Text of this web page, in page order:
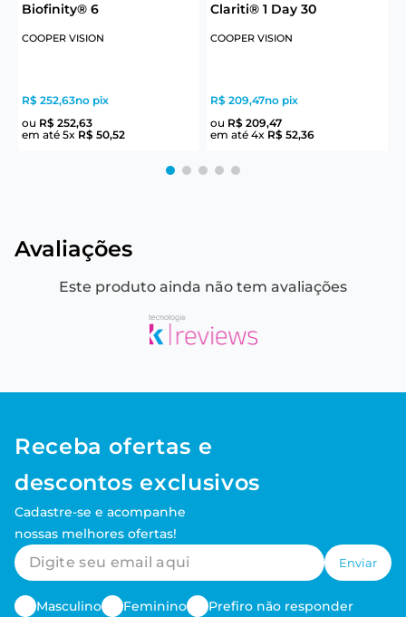
Biofinity® 6
COOPER VISION
R$ 252,63no pix
ou R$ 252,63
em até 5x R$ 50,52
Clariti® 1 Day 30
COOPER VISION
R$ 209,47no pix
ou R$ 209,47
em até 4x R$ 52,36
Avaliações
Este produto ainda não tem avaliações
Receba ofertas e
descontos exclusivos
Cadastre-se e acompanhe
nossas melhores ofertas!
Enviar
Masculino Feminino Prefiro não responder